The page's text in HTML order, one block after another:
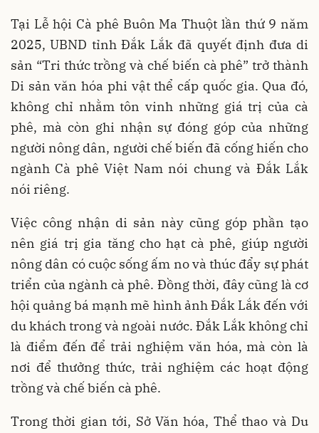
Tại Lễ hội Cà phê Buôn Ma Thuột lần thứ 9 năm
2025, UBND tỉnh Đắk Lắk đã quyết định đưa di
sản “Tri thức trồng và chế biến cà phê” trở thành
Di sản văn hóa phi vật thể cấp quốc gia. Qua đó,
không chỉ nhằm tôn vinh những giá trị của cà
phê, mà còn ghi nhận sự đóng góp của những
người nông dân, người chế biến đã cống hiến cho
ngành Cà phê Việt Nam nói chung và Đắk Lắk
nói riêng.
Việc công nhận di sản này cũng góp phần tạo
nên giá trị gia tăng cho hạt cà phê, giúp người
nông dân có cuộc sống ấm no và thúc đẩy sự phát
triển của ngành cà phê. Đồng thời, đây cũng là cơ
hội quảng bá mạnh mẽ hình ảnh Đắk Lắk đến với
du khách trong và ngoài nước. Đắk Lắk không chỉ
là điểm đến để trải nghiệm văn hóa, mà còn là
nơi để thưởng thức, trải nghiệm các hoạt động
trồng và chế biến cà phê.
Trong thời gian tới, Sở Văn hóa, Thể thao và Du